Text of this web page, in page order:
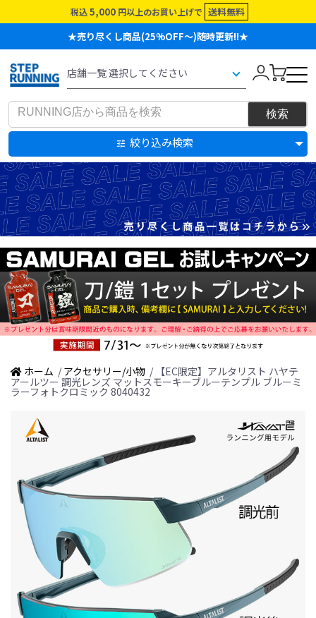
税込 5,000 円以上のお買い上げで 送料無料
★売り尽くし商品(25%OFF～)随時更新!!★
絞り込み検索
ホーム / アクセサリー/小物 / 【EC限定】アルタリスト ハヤテ
アールツー 調光レンズ マットスモーキーブルーテンプル ブルーミ
ラーフォトクロミック 8040432